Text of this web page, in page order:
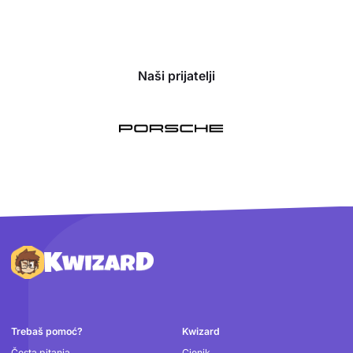
Naši prijatelji
Podnožje
Trebaš pomoć?
Kwizard